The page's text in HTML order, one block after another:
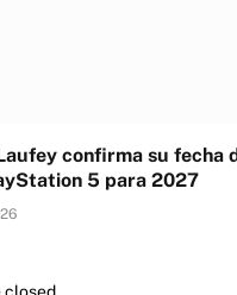
confirma su fecha
5 para 2027